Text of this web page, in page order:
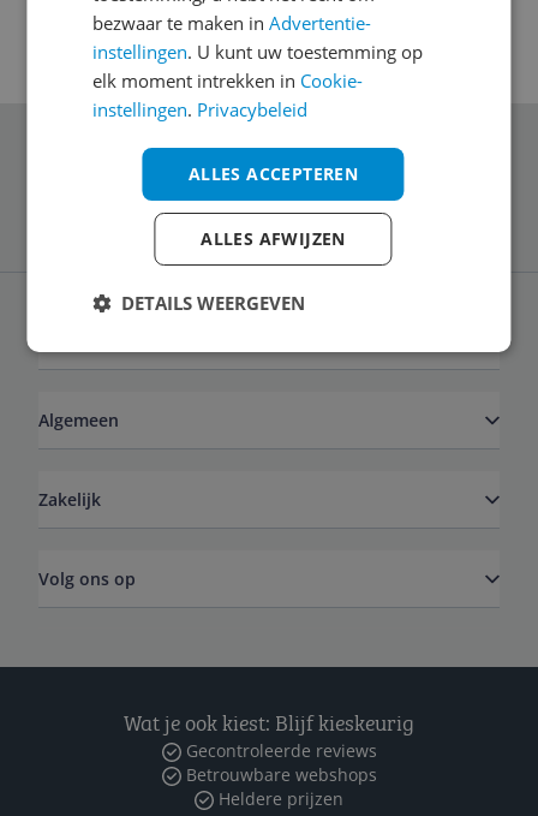
Schrijf je in voor onze nieuwsbrief
Algemeen
Zakelijk
Volg ons op
Wat je ook kiest: Blijf kieskeurig
Gecontroleerde reviews
Betrouwbare webshops
Heldere prijzen
bezwaar te maken inAdvertentie-
instellingen. U kunt uw toestemming op
elk moment intrekken in Cookie-
instellingen. Privacybeleid
ALLES ACCEPTEREN
ALLES AFWIJZEN
DETAILS WEERGEVEN